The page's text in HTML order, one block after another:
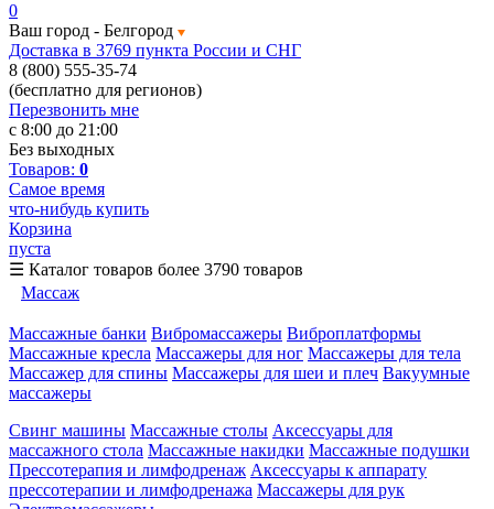
0
Ваш город - Белгород
Доставка в 3769 пункта России и СНГ
8 (800) 555-35-74
(бесплатно для регионов)
Перезвонить мне
с 8:00 до 21:00
Без выходных
Товаров: 0
Самое время
что-нибудь купить
Корзина
пуста
☰ Каталог товаров более 3790 товаров
Массаж
Массажные банки Вибромассажеры Виброплатформы
Массажные кресла Массажеры для ног Массажеры для тела
Массажер для спины Массажеры для шеи и плеч Вакуумные
массажеры
Свинг машины Массажные столы Аксессуары для
массажного стола Массажные накидки Массажные подушки
Прессотерапия и лимфодренаж Аксессуары к аппарату
прессотерапии и лимфодренажа Массажеры для рук